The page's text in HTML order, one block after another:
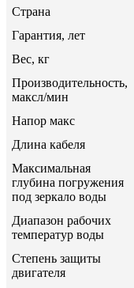
Страна
Гарантия, лет
Вес, кг
Производительность,
максл/мин
Напор макс
Длина кабеля
Максимальная
глубина погружения
под зеркало воды
Диапазон рабочих
температур воды
Степень защиты
двигателя